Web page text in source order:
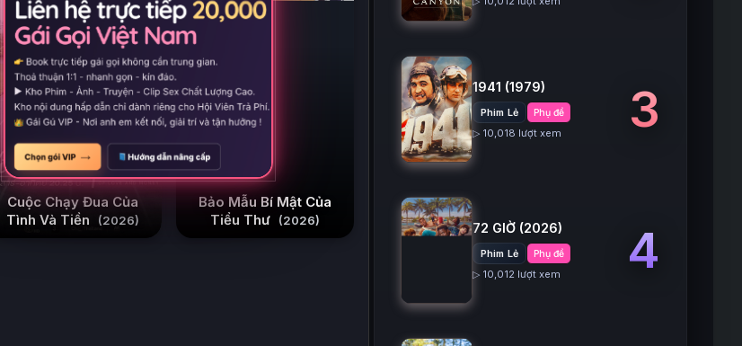
Cuộc Chạy Đua Của
Tình Và Tiền
(2026)
Bảo Mẫu Bí Mật Của
Tiểu Thư
(2026)
1941 (1979)
Phim Lẻ Phụ đề
▷ 10,018 lượt xem 3
72 GIỜ (2026)
Phim Lẻ Phụ đề
▷ 10,012 lượt xem 4